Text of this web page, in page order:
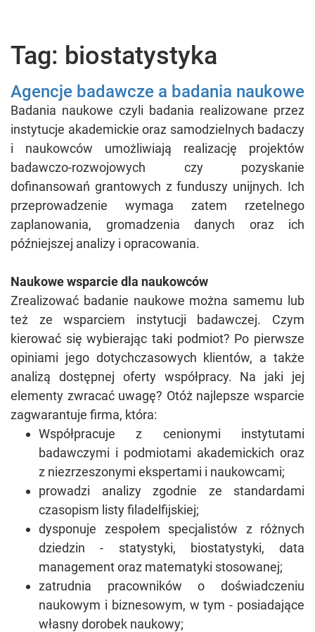
Tag: biostatystyka
Agencje badawcze a badania naukowe
Badania naukowe czyli badania realizowane przez
instytucje akademickie oraz samodzielnych badaczy
i naukowców umożliwiają realizację projektów
badawczo-rozwojowych czy pozyskanie
dofinansowań grantowych z funduszy unijnych. Ich
przeprowadzenie wymaga zatem rzetelnego
zaplanowania, gromadzenia danych oraz ich
późniejszej analizy i opracowania.
Naukowe wsparcie dla naukowców
Zrealizować badanie naukowe można samemu lub
też ze wsparciem instytucji badawczej. Czym
kierować się wybierając taki podmiot? Po pierwsze
opiniami jego dotychczasowych klientów, a także
analizą dostępnej oferty współpracy. Na jaki jej
elementy zwracać uwagę? Otóż najlepsze wsparcie
zagwarantuje firma, która:
Współpracuje z cenionymi instytutami
badawczymi i podmiotami akademickich oraz
z niezrzeszonymi ekspertami i naukowcami;
prowadzi analizy zgodnie ze standardami
czasopism listy filadelfijskiej;
dysponuje zespołem specjalistów z różnych
dziedzin - statystyki, biostatystyki, data
management oraz matematyki stosowanej;
zatrudnia pracowników o doświadczeniu
naukowym i biznesowym, w tym - posiadające
własny dorobek naukowy;